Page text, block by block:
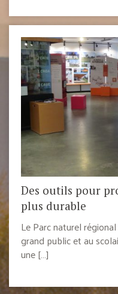
Des outils pour
plus durable
Le Parc naturel
grand public et au
une […]